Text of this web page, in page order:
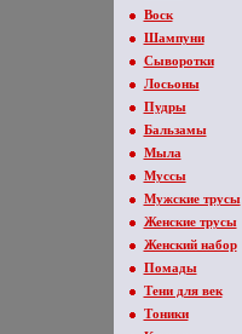
Воск
Шампуни
Сыворотки
Лосьоны
Пудры
Бальзамы
Мыла
Муссы
Мужские трусы
Женские трусы
Женский набор
Помады
Тени для век
Тоники